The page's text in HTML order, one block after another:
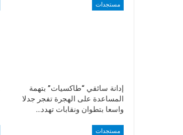
مستجدات
إدانة سائقي “طاكسيات” بتهمة
المساعدة على الهجرة تفجر جدلا
واسعا بتطوان ونقابات تهدد…
مستجدات